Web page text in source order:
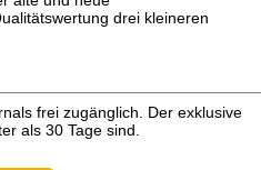
drei kleineren
frei zugänglich. Der exklusive
als 30 Tage sind.